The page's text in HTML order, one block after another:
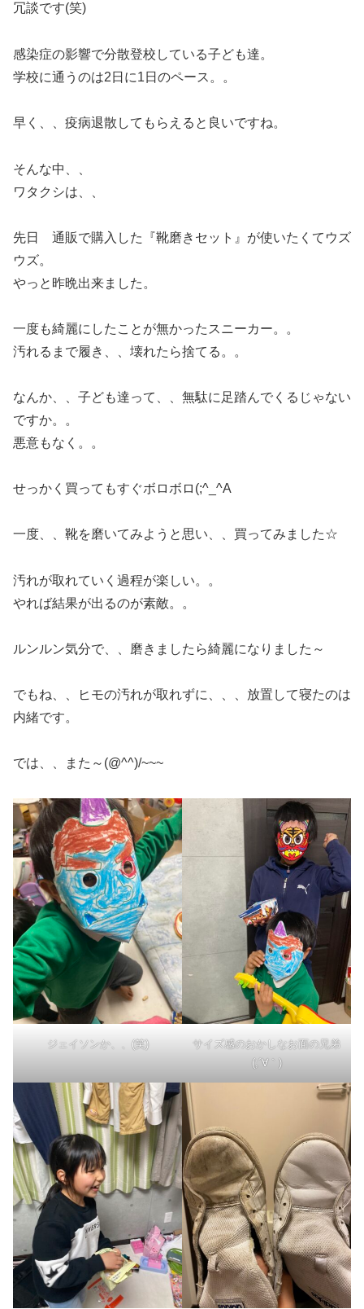
冗談です(笑)
感染症の影響で分散登校している子ども達。
学校に通うのは2日に1日のペース。。
早く、、疫病退散してもらえると良いですね。
そんな中、、
ワタクシは、、
先日 通販で購入した『靴磨きセット』が使いたくてウズ
ウズ。
やっと昨晩出来ました。
一度も綺麗にしたことが無かったスニーカー。。
汚れるまで履き、、壊れたら捨てる。。
なんか、、子ども達って、、無駄に足踏んでくるじゃない
ですか。。
悪意もなく。。
せっかく買ってもすぐボロボロ(;^_^A
一度、、靴を磨いてみようと思い、、買ってみました☆
汚れが取れていく過程が楽しい。。
やれば結果が出るのが素敵。。
ルンルン気分で、、磨きましたら綺麗になりました～
でもね、、ヒモの汚れが取れずに、、、放置して寝たのは
内緒です。
では、、また～(@^^)/~~~
ジェイソンか、、(笑)
サイズ感のおかしなお面の兄弟
(;´∀｀)